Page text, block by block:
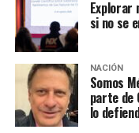
Explorar
si no se
NACIÓN
Somos
parte de
lo